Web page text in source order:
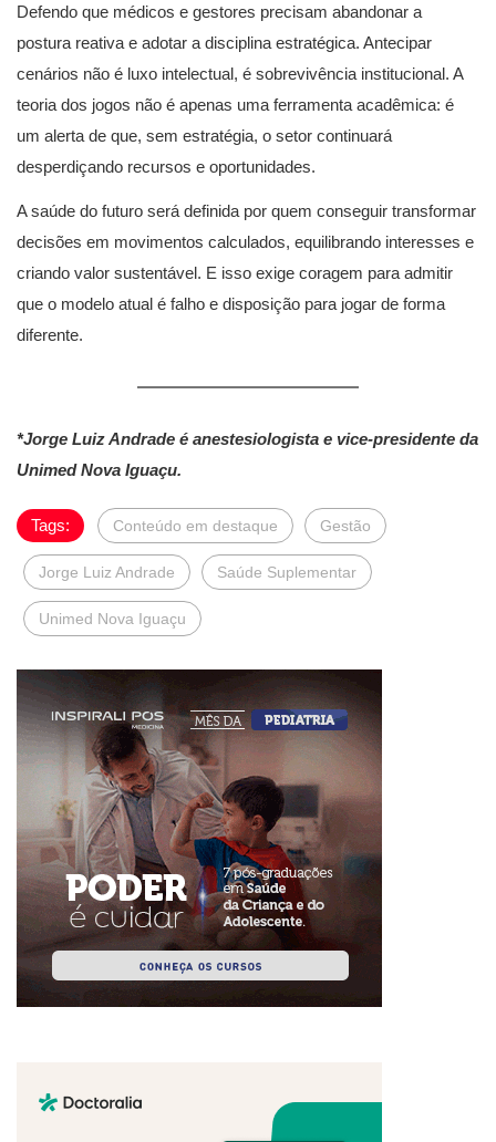
Defendo que médicos e gestores precisam abandonar a
postura reativa e adotar a disciplina estratégica. Antecipar
cenários não é luxo intelectual, é sobrevivência institucional. A
teoria dos jogos não é apenas uma ferramenta acadêmica: é
um alerta de que, sem estratégia, o setor continuará
desperdiçando recursos e oportunidades.
A saúde do futuro será definida por quem conseguir transformar
decisões em movimentos calculados, equilibrando interesses e
criando valor sustentável. E isso exige coragem para admitir
que o modelo atual é falho e disposição para jogar de forma
diferente.
*Jorge Luiz Andrade é anestesiologista e vice-presidente da
Unimed Nova Iguaçu.
Tags: Conteúdo em destaque Gestão
Jorge Luiz Andrade Saúde Suplementar
Unimed Nova Iguaçu